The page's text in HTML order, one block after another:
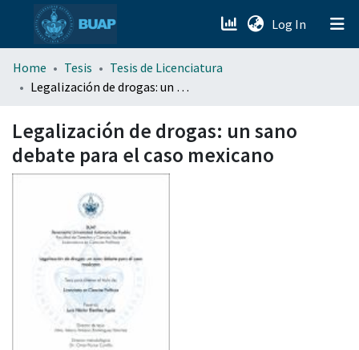
Log In (current)
menu.section.about_menu
Home Tesis
Tesis de Licenciatura
Legalización de drogas: un sano debate para el caso mexicano
Legalización de drogas: un sano
debate para el caso mexicano